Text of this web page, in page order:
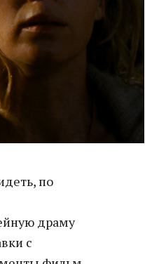
по
драму
с